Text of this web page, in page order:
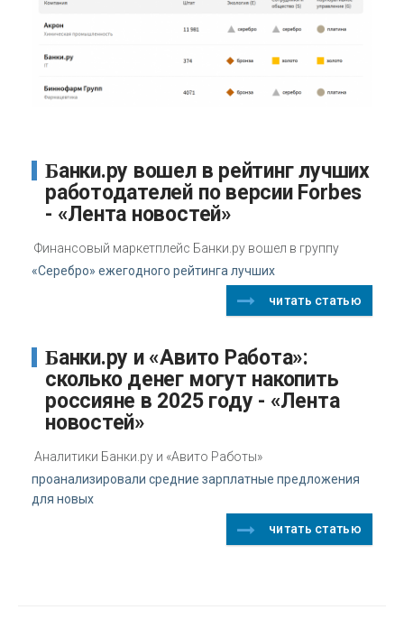
Банки.ру вошел в рейтинг лучших
работодателей по версии Forbes
- «Лента новостей»
Финансовый маркетплейс Банки.ру вошел в группу
«Серебро» ежегодного рейтинга лучших
читать статью
Банки.ру и «Авито Работа»:
сколько денег могут накопить
россияне в 2025 году - «Лента
новостей»
Аналитики Банки.ру и «Авито Работы»
проанализировали средние зарплатные предложения
для новых
читать статью